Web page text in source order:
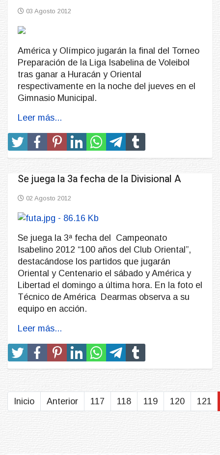
03 Agosto 2012
América y Olímpico jugarán la final del Torneo
Preparación de la Liga Isabelina de Voleibol
tras ganar a Huracán y Oriental
respectivamente en la noche del jueves en el
Gimnasio Municipal.
Leer más...
Se juega la 3a fecha de la Divisional A
02 Agosto 2012
Se juega la 3ª fecha del Campeonato
Isabelino 2012 “100 años del Club Oriental”,
destacándose los partidos que jugarán
Oriental y Centenario el sábado y América y
Libertad el domingo a última hora. En la foto el
Técnico de América Dearmas observa a su
equipo en acción.
Leer más...
Inicio Anterior 117 118 119 120 121